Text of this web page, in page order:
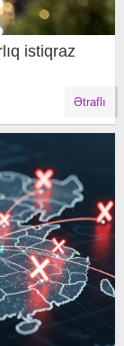
istiqraz
Ətraflı